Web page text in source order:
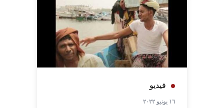
فيديو
١٦ يونيو ٢٠٢٢